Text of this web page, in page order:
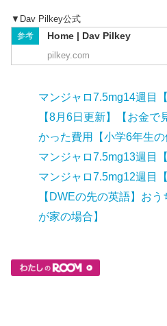
▼Dav Pilkey公式
参考 Home | Dav Pilkey
pilkey.com
マンジャロ7.5mg14週目
【8月6日更新】【お金
かった費用【小学6年生の
マンジャロ7.5mg13週目
マンジャロ7.5mg12週目
【DWEの先の英語】お
が家の場合】